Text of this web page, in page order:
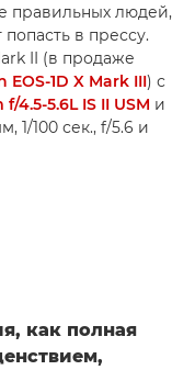
правильных людей,
в прессу.
II (в продаже
EOS-1D X Mark III) с
4.5-5.6L IS II USM и
1/100 сек., f/5.6 и
как полная